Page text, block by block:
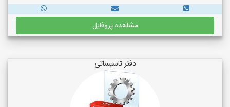
مشاهده پروفایل
دفتر تاسیساتی